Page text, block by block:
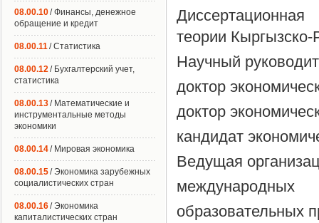
теории Кыргызско-
Научный
доктор
доктор
кандидат
Ведущая
международных
образовательных
08.00.10/ Финансы, денежное
обращение и кредит
08.00.11/ Статистика
08.00.12/ Бухгалтерский учет,
статистика
08.00.13/ Математические и
инструментальные методы
экономики
08.00.14/ Мировая экономика
08.00.15/ Экономика зарубежных
социалистических стран
08.00.16/ Экономика
капиталистических стран